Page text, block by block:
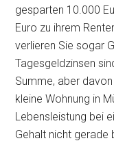
gesparten 10.000
Euro zu ihrem
verlieren Sie sogar
Tagesgeldzinsen
Summe, aber
kleine Wohnung in
Lebensleistung bei
Gehalt nicht gerade